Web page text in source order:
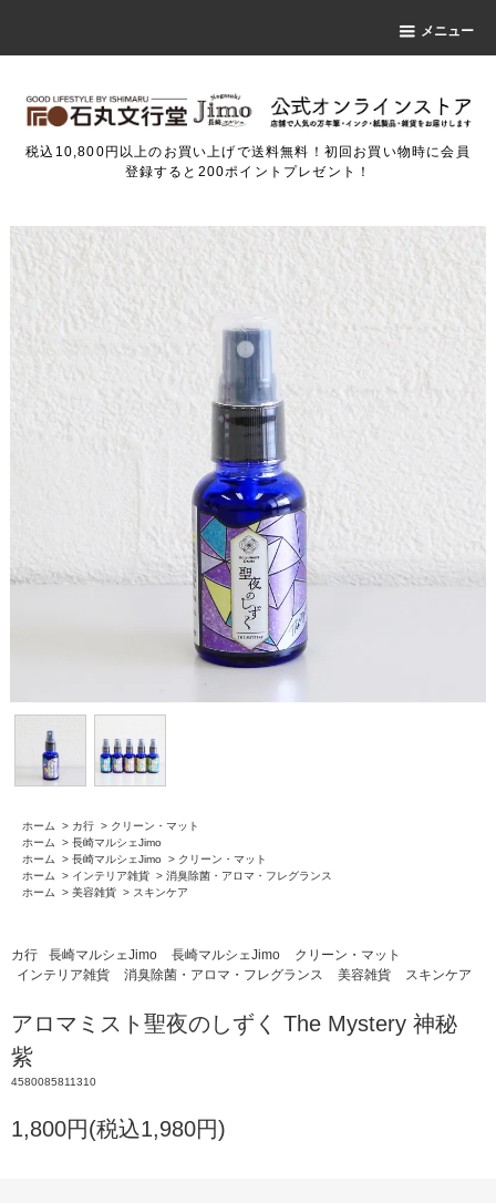
メニュー
税込10,800円以上のお買い上げで送料無料！初回お買い物時に会員
登録すると200ポイントプレゼント！
ホーム > カ行 > クリーン・マット
ホーム
> 長崎マルシェJimo
ホーム
> 長崎マルシェJimo > クリーン・マット
ホーム
> インテリア雑貨 > 消臭除菌・アロマ・フレグランス
ホーム
> 美容雑貨 > スキンケア
カ行 長崎マルシェJimo 長崎マルシェJimo
クリーン・マット
インテリア雑貨
消臭除菌・アロマ・フレグランス 美容雑貨 スキンケア
アロマミスト聖夜のしずく The Mystery 神秘
紫
4580085811310
1,800円(税込1,980円)